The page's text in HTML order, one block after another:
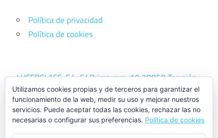
Política de privacidad
Política de cookies
LUCERGLASS, S.L. C/ Primavera, 10 28850 Torrejón
de Ardoz (Madrid)Teléfono: +34 916567439
comercial@lucerglass.com
Utilizamos cookies propias y de terceros para garantizar el
funcionamiento de la web, medir su uso y mejorar nuestros
servicios. Puede aceptar todas las cookies, rechazar las no
necesarias o configurar sus preferencias. Política de cookies